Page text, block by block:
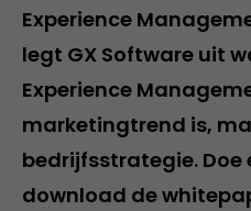
Experience
legt GX Software uit
Experience
marketingtrend is,
bedrijfsstrategie. Doe
download de